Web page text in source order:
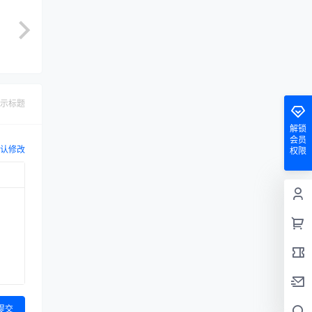
标题
修改
交
解锁
会员
权限